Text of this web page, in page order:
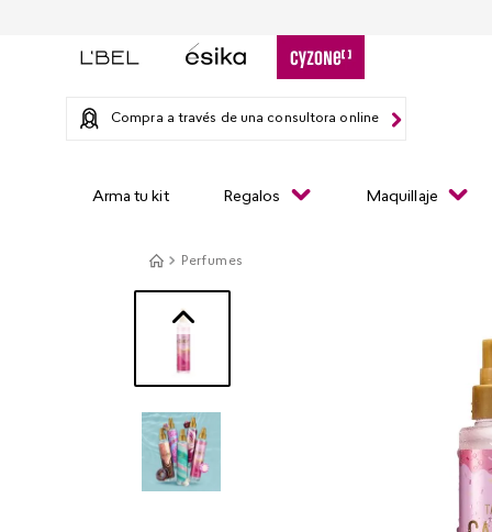
Compra a través de una consultora online
Arma tu kit Regalos Maquillaje
Perfumes